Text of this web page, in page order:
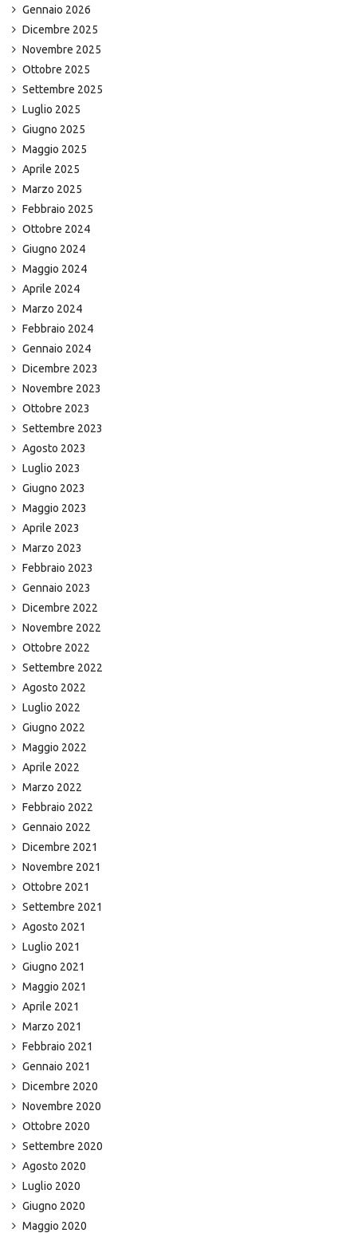
Gennaio 2026
Dicembre 2025
Novembre 2025
Ottobre 2025
Settembre 2025
Luglio 2025
Giugno 2025
Maggio 2025
Aprile 2025
Marzo 2025
Febbraio 2025
Ottobre 2024
Giugno 2024
Maggio 2024
Aprile 2024
Marzo 2024
Febbraio 2024
Gennaio 2024
Dicembre 2023
Novembre 2023
Ottobre 2023
Settembre 2023
Agosto 2023
Luglio 2023
Giugno 2023
Maggio 2023
Aprile 2023
Marzo 2023
Febbraio 2023
Gennaio 2023
Dicembre 2022
Novembre 2022
Ottobre 2022
Settembre 2022
Agosto 2022
Luglio 2022
Giugno 2022
Maggio 2022
Aprile 2022
Marzo 2022
Febbraio 2022
Gennaio 2022
Dicembre 2021
Novembre 2021
Ottobre 2021
Settembre 2021
Agosto 2021
Luglio 2021
Giugno 2021
Maggio 2021
Aprile 2021
Marzo 2021
Febbraio 2021
Gennaio 2021
Dicembre 2020
Novembre 2020
Ottobre 2020
Settembre 2020
Agosto 2020
Luglio 2020
Giugno 2020
Maggio 2020